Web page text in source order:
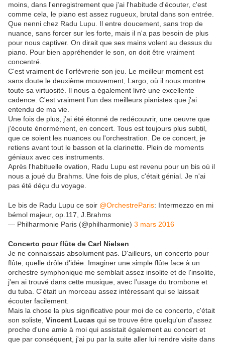
moins, dans l'enregistrement que j'ai l'habitude d'écouter, c'est
comme cela, le piano est assez rugueux, brutal dans son entrée.
Que nenni chez Radu Lupu. Il entre doucement, sans trop de
nuance, sans forcer sur les forte, mais il n'a pas besoin de plus
pour nous captiver. On dirait que ses mains volent au dessus du
piano. Pour bien appréhender le son, on doit être vraiment
concentré.
C'est vraiment de l'orfèvrerie son jeu. Le meilleur moment est
sans doute le deuxième mouvement, Largo, où il nous montre
toute sa virtuosité. Il nous a également livré une excellente
cadence. C'est vraiment l'un des meilleurs pianistes que j'ai
entendu de ma vie.
Une fois de plus, j'ai été étonné de redécouvrir, une oeuvre que
j'écoute énormément, en concert. Tous est toujours plus subtil,
que ce soient les nuances ou l'orchestration. De ce concert, je
retiens avant tout le basson et la clarinette. Plein de moments
géniaux avec ces instruments.
Après l'habituelle ovation, Radu Lupu est revenu pour un bis où il
nous a joué du Brahms. Une fois de plus, c'était génial. Je n'ai
pas été déçu du voyage.
Le bis de Radu Lupu ce soir @OrchestreParis: Intermezzo en mi
bémol majeur, op.117, J.Brahms
— Philharmonie Paris (@philharmonie) 3 mars 2016
Concerto pour flûte de Carl Nielsen
Je ne connaissais absolument pas. D'ailleurs, un concerto pour
flûte, quelle drôle d'idée. Imaginer une simple flûte face à un
orchestre symphonique me semblait assez insolite et de l'insolite,
j'en ai trouvé dans cette musique, avec l'usage du trombone et
du tuba. C'était un morceau assez intéressant qui se laissait
écouter facilement.
Mais la chose la plus significative pour moi de ce concerto, c'était
son soliste, Vincent Lucas qui se trouve être quelqu'un d'assez
proche d'une amie à moi qui assistait également au concert et
que par conséquent, j'ai pu par la suite aller lui rendre visite dans